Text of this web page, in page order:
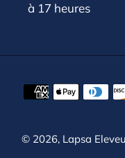
à 17 heures
© 2026, Lapsa